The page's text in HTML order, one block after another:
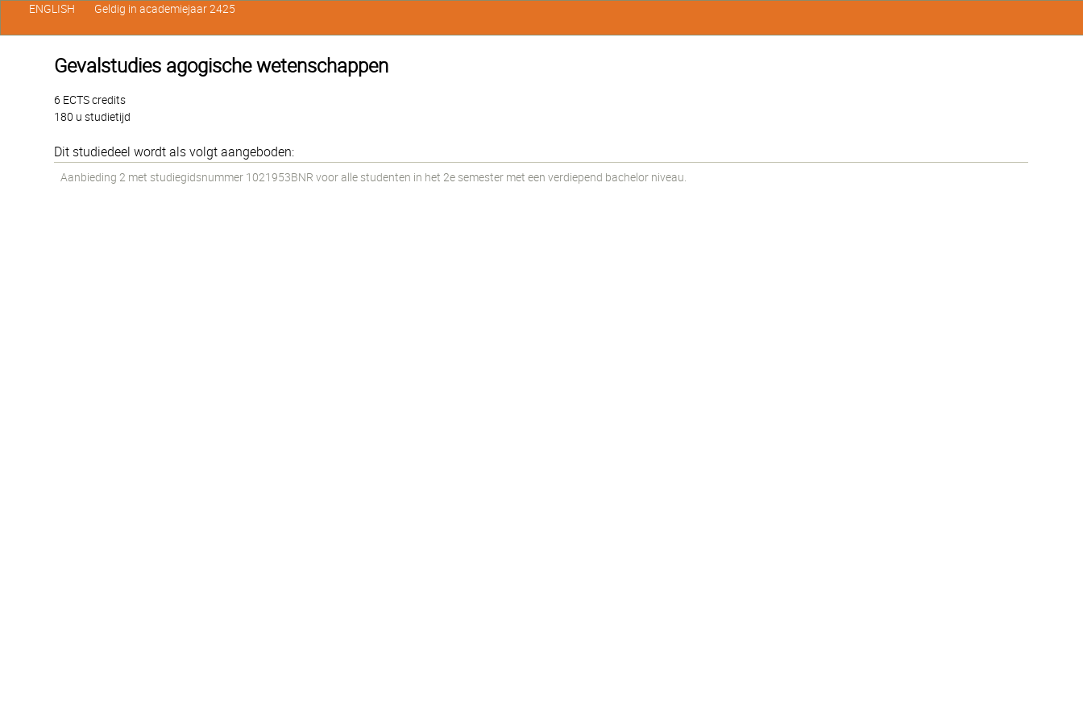
Gevalstudies agogische wetenschappen
6 ECTS credits
180 u studietijd
Dit studiedeel wordt als volgt aangeboden:
Aanbieding 2 met studiegidsnummer 1021953BNR voor alle studenten in het 2e semester met een verdiepend bachelor niveau.
ENGLISH Geldig in academiejaar 2425